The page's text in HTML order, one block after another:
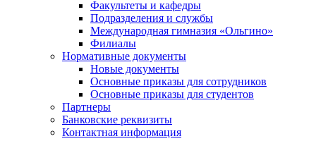
Факультеты и кафедры
Подразделения и службы
Международная гимназия «Ольгино»
Филиалы
Нормативные документы
Новые документы
Основные приказы для сотрудников
Основные приказы для студентов
Партнеры
Банковские реквизиты
Контактная информация